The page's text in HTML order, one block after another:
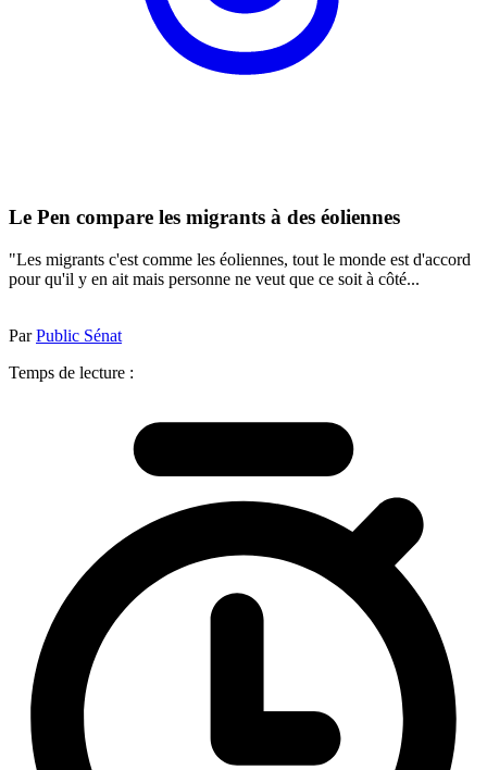
Le Pen compare les migrants à des éoliennes
"Les migrants c'est comme les éoliennes, tout le monde est d'accord
pour qu'il y en ait mais personne ne veut que ce soit à côté...
ParPublic Sénat
Temps de lecture :